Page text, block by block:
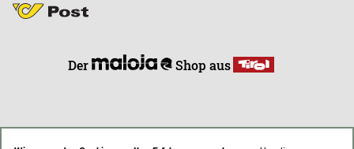
Der Shop aus